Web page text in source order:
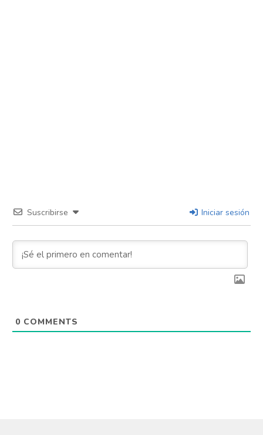
Suscribirse Iniciar sesión
0 COMMENTS